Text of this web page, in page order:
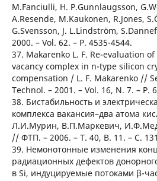
M.Fanciulli, H. P.Gunnlaugsson,
A.Resende, M.Kaukonen, R.Jones,
G.Svensson, J. L.Lindström,
2000. – Vol. 62. – P. 4535-4544.
37. Makarenko L. F. Re-evaluation
vacancy complex in n-type silicon
compensation / L. F. Makarenko //
Technol. – 2001. – Vol. 16, N. 7. – P.
38. Бистабильность и
комплекса вакансия–два атома
Л.И.Мурин, В.П.Маркевич,
// ФТП. – 2006. – Т. 40, В. 11. – С.
39. Немонотонные изменения
радиационных дефектов
в Si, индуцируемые потоками β-